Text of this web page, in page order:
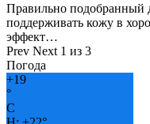
Правильно подобранный
поддерживать кожу в
эффект…
Prev Next 1 из 3
Погода
+19
°
C